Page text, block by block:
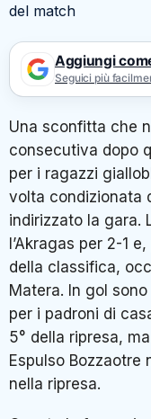
Aggiungi
Seguici più
Una sconfitta che
consecutiva dopo
per i ragazzi
volta condizionata
indirizzato la gara.
l’Akragas per 2-1
della classifica,
Matera. In gol
per i padroni di
5° della ripresa,
Espulso Bozzaotre
nella ripresa.